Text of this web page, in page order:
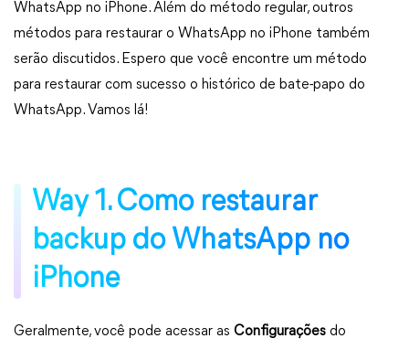
WhatsApp no iPhone. Além do método regular, outros
métodos para restaurar o WhatsApp no iPhone também
serão discutidos. Espero que você encontre um método
para restaurar com sucesso o histórico de bate-papo do
WhatsApp. Vamos lá!
Way 1. Como restaurar
backup do WhatsApp no
iPhone
Geralmente, você pode acessar as Configurações do